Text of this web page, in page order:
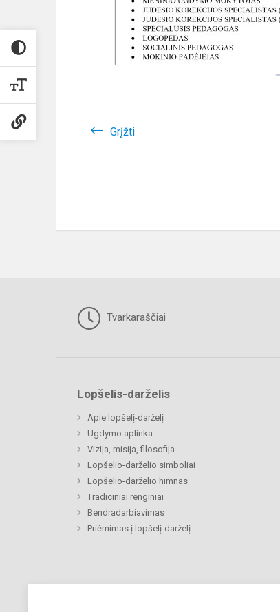
Grįžti
Tvarkaraščiai
Lopšelis-darželis
Apie lopšelį-darželį
Ugdymo aplinka
Vizija, misija, filosofija
Lopšelio-darželio simboliai
Lopšelio-darželio himnas
Tradiciniai renginiai
Bendradarbiavimas
Priėmimas į lopšelį-darželį